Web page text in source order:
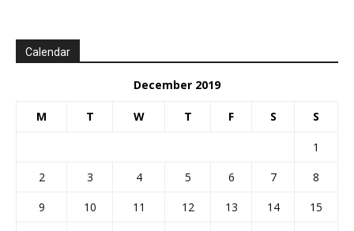
Calendar
December 2019
M T W T F S S
1
2
3 4 5 6 7
8
9
10 11 12 13 14
15